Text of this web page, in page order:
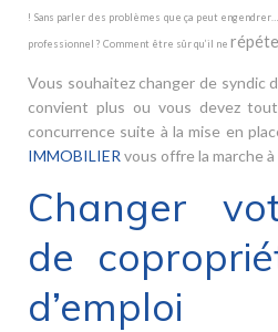
! Sans parler des problèmes que ça peut
professionnel ? Comment être sûr qu’il ne
Vous souhaitez changer de syndic
convient plus ou vous devez
concurrence suite à la mise en
IMMOBILIER vous offre la marche à
Changer
de
d’emploi